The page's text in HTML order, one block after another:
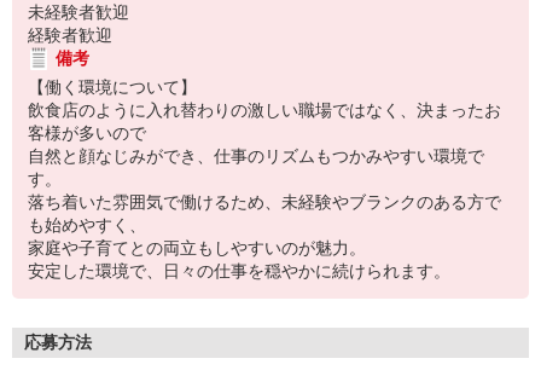
未経験者歓迎
経験者歓迎
備考
【働く環境について】
飲食店のように入れ替わりの激しい職場ではなく、決まったお
客様が多いので
自然と顔なじみができ、仕事のリズムもつかみやすい環境で
す。
落ち着いた雰囲気で働けるため、未経験やブランクのある方で
も始めやすく、
家庭や子育てとの両立もしやすいのが魅力。
安定した環境で、日々の仕事を穏やかに続けられます。
応募方法